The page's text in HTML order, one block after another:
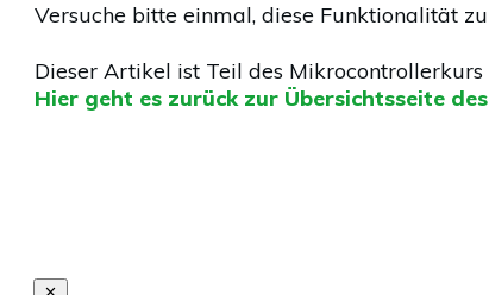
Versuche bitte einmal, diese Funktionalität
Dieser Artikel ist Teil des Mikrocontrollerkurs
Hier geht es zurück zur Übersichtsseite